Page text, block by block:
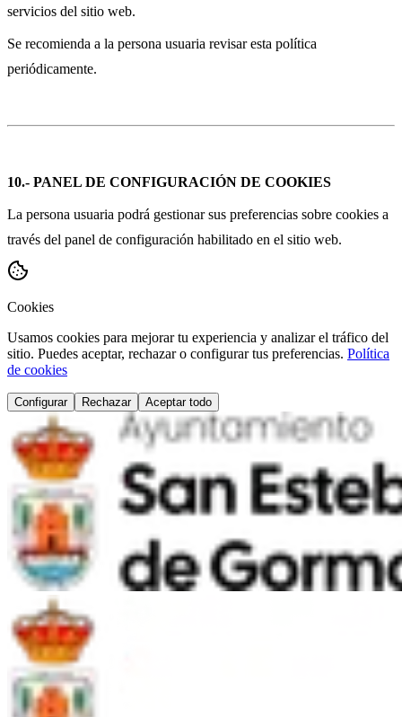
servicios del sitio web.
Se recomienda a la persona usuaria revisar esta política
periódicamente.
10.- PANEL DE CONFIGURACIÓN DE COOKIES
La persona usuaria podrá gestionar sus preferencias sobre cookies a
través del panel de configuración habilitado en el sitio web.
Cookies
Usamos cookies para mejorar tu experiencia y analizar el tráfico del
sitio. Puedes aceptar, rechazar o configurar tus preferencias. Política
de cookies
Configurar Rechazar Aceptar todo